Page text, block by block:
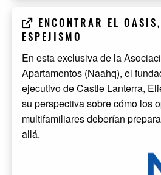
ENCONTRAR EL
ESPEJISMO
En esta exclusiva de la
Apartamentos (Naahq), el
ejecutivo de Castle Lanterra,
su perspectiva sobre cómo los
multifamiliares deberían
allá.